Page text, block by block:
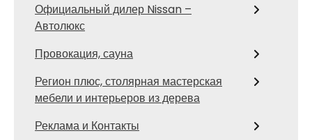
Официальный дилер Nissan –
Автолюкс
Провокация, сауна
Регион плюс, столярная мастерская
мебели и интерьеров из дерева
Реклама и Контакты